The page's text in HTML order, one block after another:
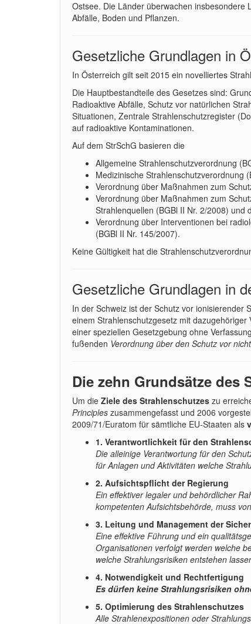
Ostsee. Die Länder überwachen insbesondere
Abfälle, Boden und Pflanzen.
Gesetzliche Grundlagen in
In Österreich gilt seit 2015 ein novelliertes
Die Hauptbestandteile des Gesetzes sind:
Radioaktive Abfälle, Schutz vor natürlichen
Situationen, Zentrale Strahlenschutzregister
auf radioaktive Kontaminationen.
Auf dem StrSchG basieren die
Allgemeine Strahlenschutzverordnung
Medizinische Strahlenschutzverordnung
Verordnung über Maßnahmen zum
Verordnung über Maßnahmen zum
Strahlenquellen (BGBl II Nr. 2/2008) und
Verordnung über Interventionen bei
(BGBl II Nr. 145/2007).
Keine Gültigkeit hat die
Gesetzliche Grundlagen in
In der Schweiz ist der Schutz vor ionisierender
einem Strahlenschutzgesetz mit
einer speziellen Gesetzgebung ohne
fußenden Verordnung über den Schutz vor
Die zehn Grundsätze des
Um die Ziele des Strahlenschutzes zu
Principles zusammengefasst und 2006
2009/71/Euratom für sämtliche EU-Staaten als
1. Verantwortlichkeit für den
Die alleinige Verantwortung für den
für Anlagen und Aktivitäten welche
2. Aufsichtspflicht der Regierung
Ein effektiver legaler und behördlicher
kompetenten Aufsichtsbehörde, muss
3. Leitung und Management der
Eine effektive Führung und ein
Organisationen verfolgt werden welche
welche Strahlungsrisiken entstehen
4. Notwendigkeit und Rechtfertigung
Es dürfen keine Strahlungsrisiken
5. Optimierung des Strahlenschutzes
Alle Strahlenexpositionen oder